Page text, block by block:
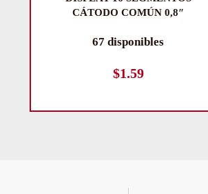
CÁTODO COMÚN 0,8″
67 disponibles
$1.59